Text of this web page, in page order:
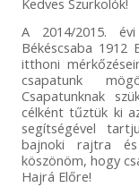
Kedves Szurkolók!
A 2014/2015.
Békéscsaba 1912
itthoni
csapatunk
Csapatunknak
célként tűztük ki
segítségével
bajnoki rajtra és
köszönöm, hogy
Hajrá Előre!